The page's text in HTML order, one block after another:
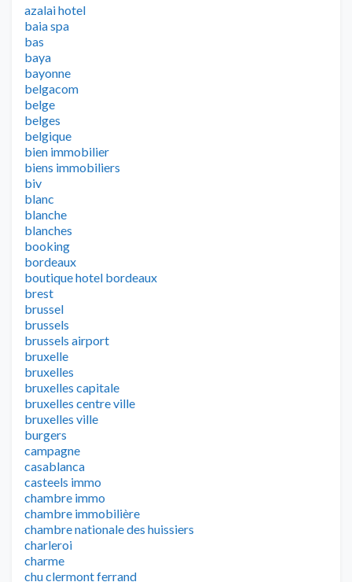
azalai hotel
baia spa
bas
baya
bayonne
belgacom
belge
belges
belgique
bien immobilier
biens immobiliers
biv
blanc
blanche
blanches
booking
bordeaux
boutique hotel bordeaux
brest
brussel
brussels
brussels airport
bruxelle
bruxelles
bruxelles capitale
bruxelles centre ville
bruxelles ville
burgers
campagne
casablanca
casteels immo
chambre immo
chambre immobilière
chambre nationale des huissiers
charleroi
charme
chu clermont ferrand